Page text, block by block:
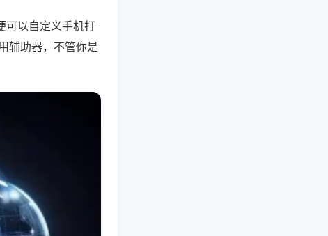
可以自定义手机打
辅助器，不管你是